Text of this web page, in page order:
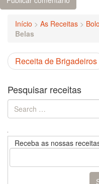
Início > As Receitas >
Belas
Receita de Brigadeiros
Pesquisar receitas
Search
for:
Receba as nossas